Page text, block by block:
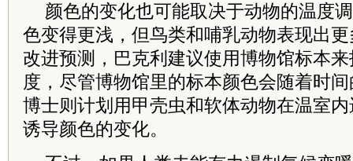
颜色的变化也可能取决于动物的温度
色变得更浅，但鸟类和哺乳动物表现出
改进预测，巴克利建议使用博物馆标本
度，尽管博物馆里的标本颜色会随着时
博士则计划用甲壳虫和软体动物在温室
诱导颜色的变化。